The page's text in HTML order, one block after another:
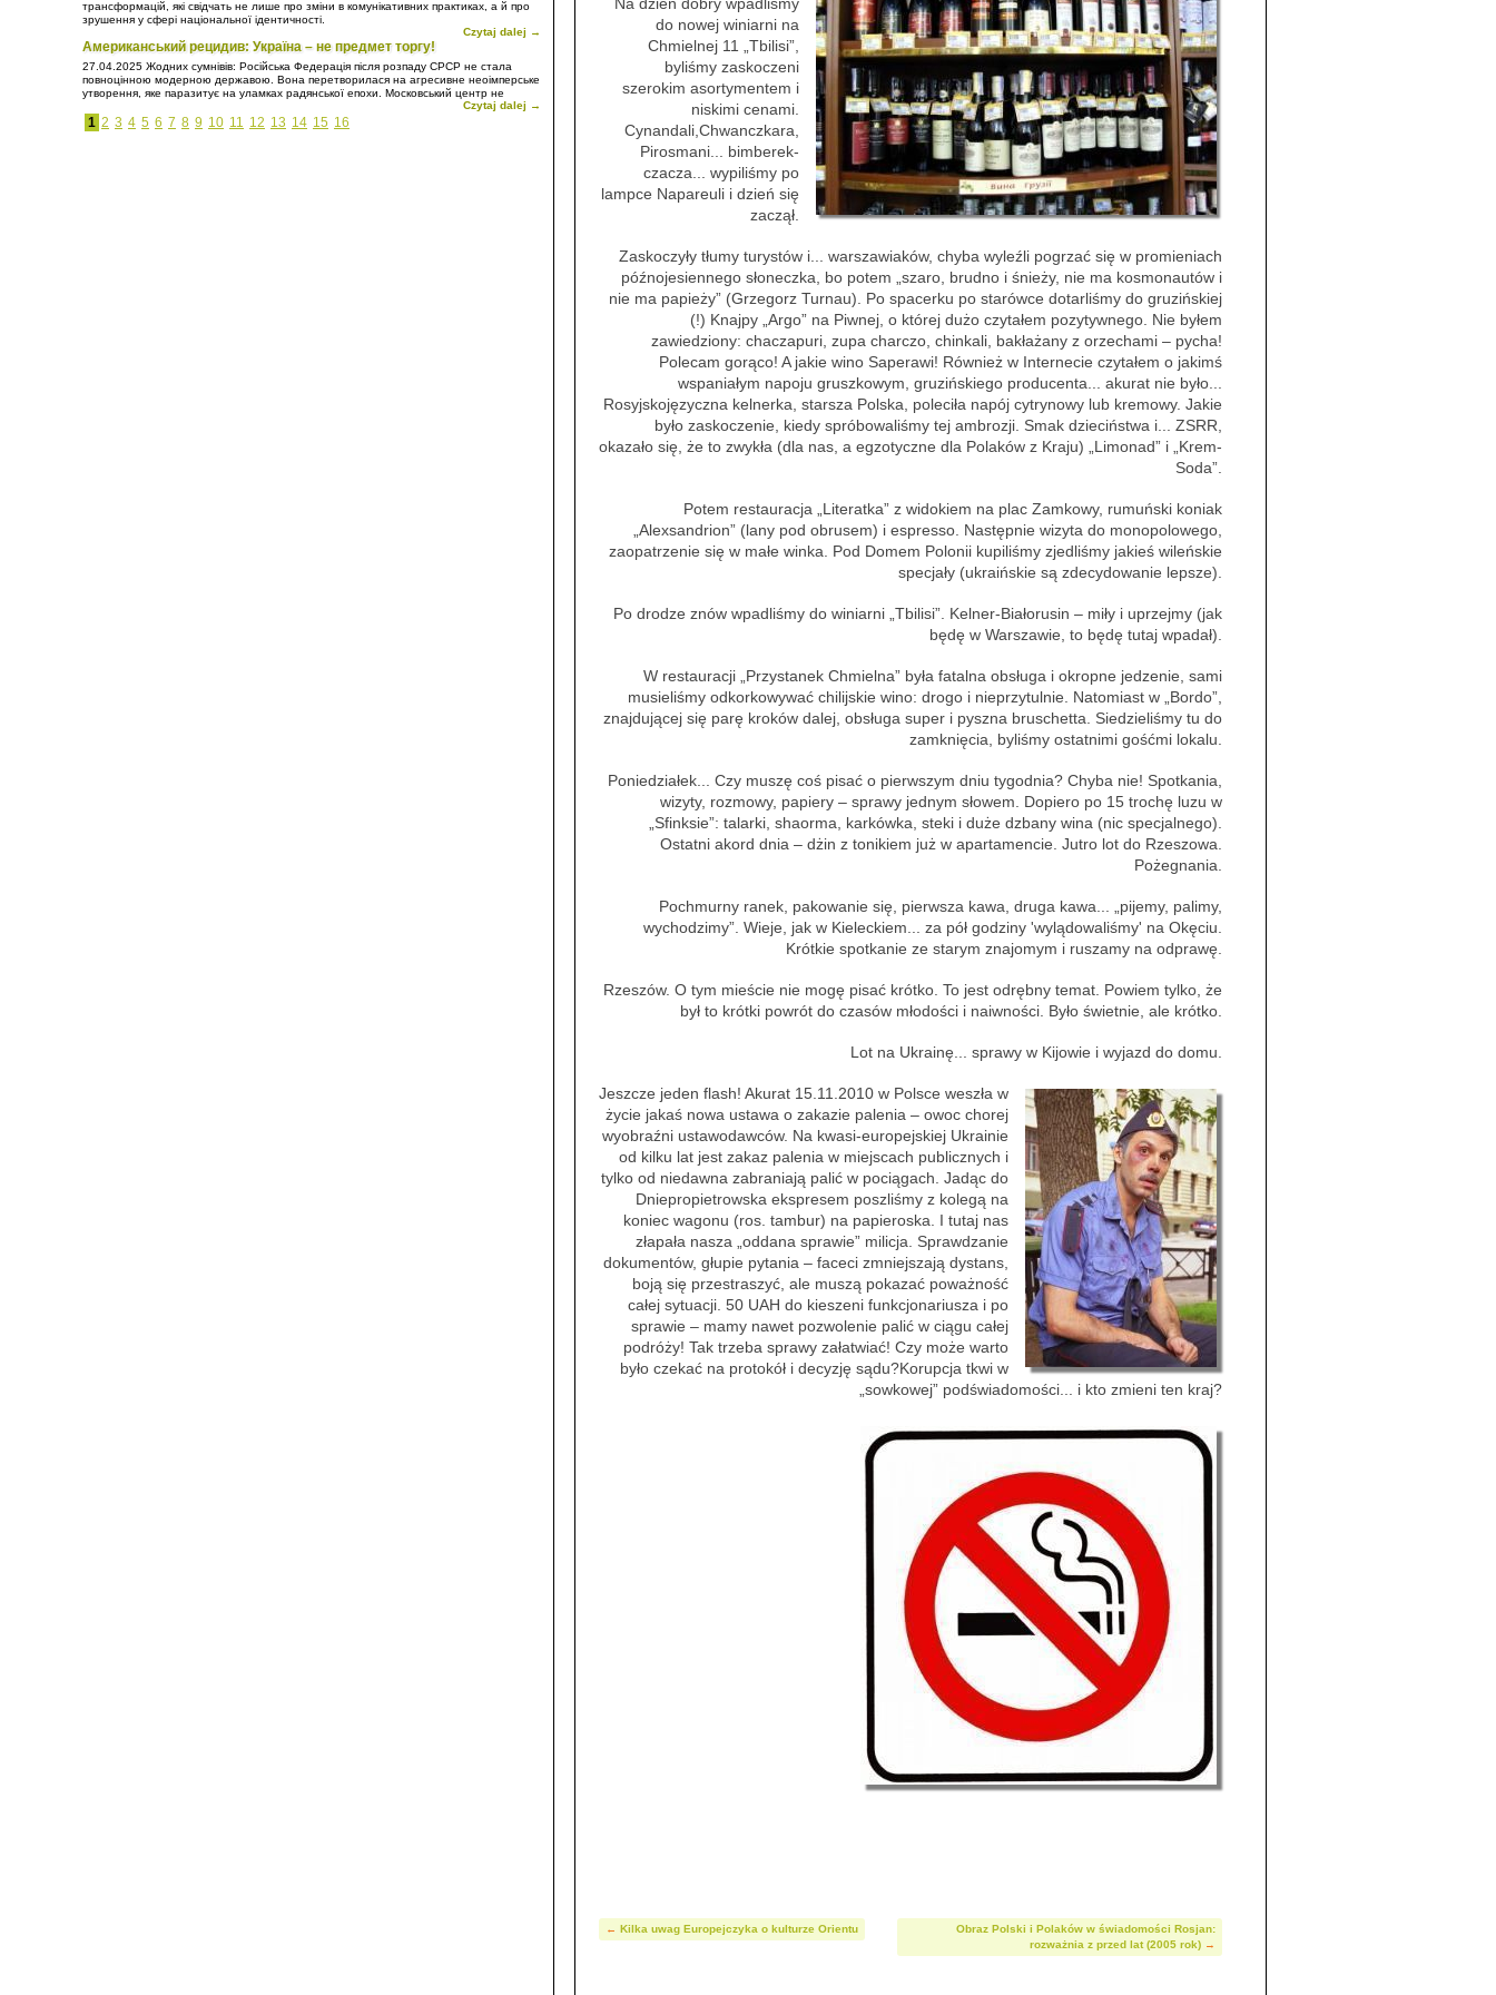
трансформацій, які свідчать не лише про зміни в комунікативних практиках, а й про
зрушення у сфері національної ідентичності.
Czytaj dalej →
Американський рецидив: Україна – не предмет торгу!
27.04.2025 Жодних сумнівів: Російська Федерація після розпаду СРСР не стала
повноцінною модерною державою. Вона перетворилася на агресивне неоімперське
утворення, яке паразитує на уламках радянської епохи. Московський центр не
просто відмовився інтегруватися у світову спільноту на засадах рівноправного
партнерства, він обрав шлях домінування, підкорення та експансії. Власне, Росія є
типовою неоколонією – лише з тією відмінністю, що вона прагне сама бути
Czytaj dalej →
1 2 3 4 5 6 7 8 9 10 11 12 13 14 15 16
do nowej winiarni na
Chmielnej 11 „Tbilisi”,
byliśmy zaskoczeni
szerokim asortymentem i
niskimi cenami.
Cynandali,Chwanczkara,
Pirosmani... bimberek-
czacza... wypiliśmy po
lampce Napareuli i dzień się
zaczął.
Zaskoczyły tłumy turystów i... warszawiaków, chyba wyleźli pogrzać się w promieniach
późnojesiennego słoneczka, bo potem „szaro, brudno i śnieży, nie ma kosmonautów i
nie ma papieży” (Grzegorz Turnau). Po spacerku po starówce dotarliśmy do gruzińskiej
(!) Knajpy „Argo” na Piwnej, o której dużo czytałem pozytywnego. Nie byłem
zawiedziony: chaczapuri, zupa charczo, chinkali, bakłażany z orzechami – pycha!
Polecam gorąco! A jakie wino Saperawi! Również w Internecie czytałem o jakimś
wspaniałym napoju gruszkowym, gruzińskiego producenta... akurat nie było...
Rosyjskojęzyczna kelnerka, starsza Polska, poleciła napój cytrynowy lub kremowy. Jakie
było zaskoczenie, kiedy spróbowaliśmy tej ambrozji. Smak dzieciństwa i... ZSRR,
okazało się, że to zwykła (dla nas, a egzotyczne dla Polaków z Kraju) „Limonad” i „Krem-
Soda”.
Potem restauracja „Literatka” z widokiem na plac Zamkowy, rumuński koniak
„Alexsandrion” (lany pod obrusem) i espresso. Następnie wizyta do monopolowego,
zaopatrzenie się w małe winka. Pod Domem Polonii kupiliśmy zjedliśmy jakieś wileńskie
specjały (ukraińskie są zdecydowanie lepsze).
Po drodze znów wpadliśmy do winiarni „Tbilisi”. Kelner-Białorusin – miły i uprzejmy (jak
będę w Warszawie, to będę tutaj wpadał).
W restauracji „Przystanek Chmielna” była fatalna obsługa i okropne jedzenie, sami
musieliśmy odkorkowywać chilijskie wino: drogo i nieprzytulnie. Natomiast w „Bordo”,
znajdującej się parę kroków dalej, obsługa super i pyszna bruschetta. Siedzieliśmy tu do
zamknięcia, byliśmy ostatnimi gośćmi lokalu.
Poniedziałek... Czy muszę coś pisać o pierwszym dniu tygodnia? Chyba nie! Spotkania,
wizyty, rozmowy, papiery – sprawy jednym słowem. Dopiero po 15 trochę luzu w
„Sfinksie”: talarki, shaorma, karkówka, steki i duże dzbany wina (nic specjalnego).
Ostatni akord dnia – dżin z tonikiem już w apartamencie. Jutro lot do Rzeszowa.
Pożegnania.
Pochmurny ranek, pakowanie się, pierwsza kawa, druga kawa... „pijemy, palimy,
wychodzimy”. Wieje, jak w Kieleckiem... za pół godziny 'wylądowaliśmy' na Okęciu.
Krótkie spotkanie ze starym znajomym i ruszamy na odprawę.
Rzeszów. O tym mieście nie mogę pisać krótko. To jest odrębny temat. Powiem tylko, że
był to krótki powrót do czasów młodości i naiwności. Było świetnie, ale krótko.
Lot na Ukrainę... sprawy w Kijowie i wyjazd do domu.
Jeszcze jeden flash! Akurat 15.11.2010 w Polsce weszła w
życie jakaś nowa ustawa o zakazie palenia – owoc chorej
wyobraźni ustawodawców. Na kwasi-europejskiej Ukrainie
od kilku lat jest zakaz palenia w miejscach publicznych i
tylko od niedawna zabraniają palić w pociągach. Jadąc do
Dniepropietrowska ekspresem poszliśmy z kolegą na
koniec wagonu (ros. tambur) na papieroska. I tutaj nas
złapała nasza „oddana sprawie” milicja. Sprawdzanie
dokumentów, głupie pytania – faceci zmniejszają dystans,
boją się przestraszyć, ale muszą pokazać poważność
całej sytuacji. 50 UAH do kieszeni funkcjonariusza i po
sprawie – mamy nawet pozwolenie palić w ciągu całej
podróży! Tak trzeba sprawy załatwiać! Czy może warto
było czekać na protokół i decyzję sądu?Korupcja tkwi w
„sowkowej” podświadomości... i kto zmieni ten kraj?
← Kilka uwag Europejczyka o kulturze Orientu
Obraz Polski i Polaków w świadomości Rosjan:
rozważnia z przed lat (2005 rok) →